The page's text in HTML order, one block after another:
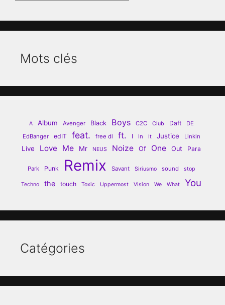
Mots clés
A Album Avenger Black Boys C2C Club Daft
DE
EdBanger
edIT feat. free dl ft. I In It Justice Linkin
Live Love Me Mr NEUS Noize Of One Out Para
Park Punk Remix Savant Siriusmo sound stop
Techno the touch Toxic Uppermost Vision We What You
Catégories